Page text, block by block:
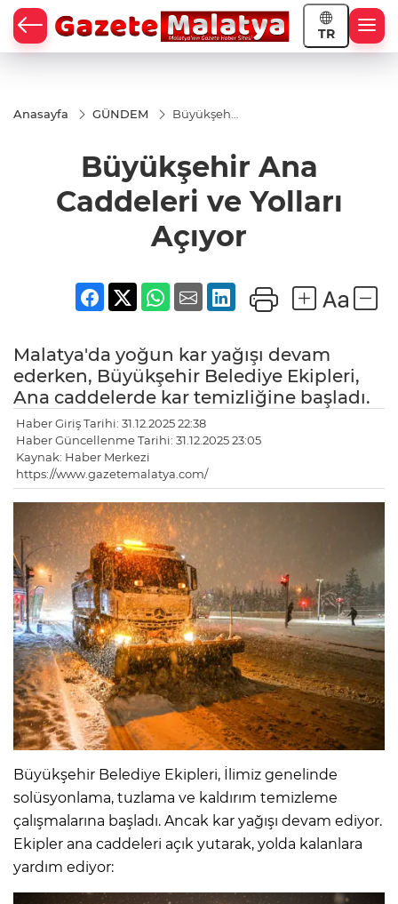
TR
Anasayfa GÜNDEM
Büyükşehir
ve Yolları
Açıyor
Büyükşehir Ana
Caddeleri ve Yolları
Açıyor
Malatya'da yoğun kar yağışı devam
ederken, Büyükşehir Belediye Ekipleri,
Ana caddelerde kar temizliğine başladı.
Haber Giriş Tarihi: 31.12.2025 22:38
Haber Güncellenme Tarihi: 31.12.2025 23:05
Kaynak: Haber Merkezi
https://www.gazetemalatya.com/
Büyükşehir Belediye Ekipleri, İlimiz genelinde
solüsyonlama, tuzlama ve kaldırım temizleme
çalışmalarına başladı. Ancak kar yağışı devam ediyor.
Ekipler ana caddeleri açık yutarak, yolda kalanlara
yardım ediyor: